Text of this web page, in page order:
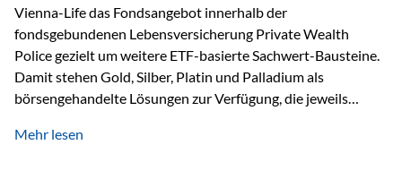
Vienna-Life das Fondsangebot innerhalb der
fondsgebundenen Lebensversicherung Private Wealth
Police gezielt um weitere ETF-basierte Sachwert-Bausteine.
Damit stehen Gold, Silber, Platin und Palladium als
börsengehandelte Lösungen zur Verfügung, die jeweils
dabei nicht auf einzelnen Marktmeinungen, sondern auf
Mehr lesen